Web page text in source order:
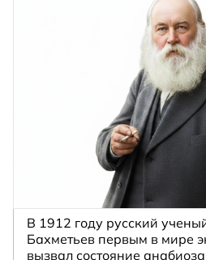
В 1912 году русский
Бахметьев первым в мире
вызвал состояние